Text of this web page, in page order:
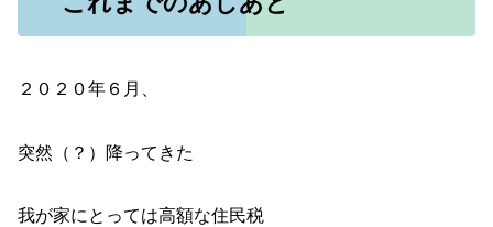
２０２０年６月、
突然（？）降ってきた
我が家にとっては高額な住民税